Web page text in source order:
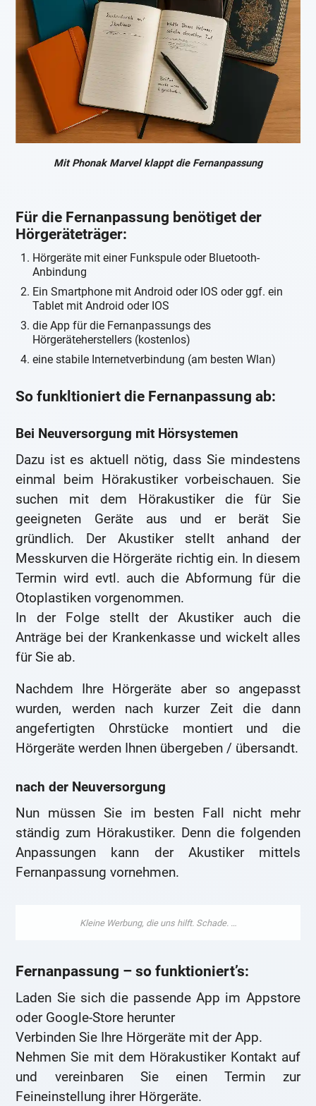
Mit Phonak Marvel klappt die Fernanpassung
Für die Fernanpassung benötiget der
Hörgeräteträger:
Hörgeräte mit einer Funkspule oder Bluetooth-
Anbindung
Ein Smartphone mit Android oder IOS oder ggf. ein
Tablet mit Android oder IOS
die App für die Fernanpassungs des
Hörgeräteherstellers (kostenlos)
eine stabile Internetverbindung (am besten Wlan)
So funkltioniert die Fernanpassung ab:
Bei Neuversorgung mit Hörsystemen
Dazu ist es aktuell nötig, dass Sie mindestens
einmal beim Hörakustiker vorbeischauen. Sie
suchen mit dem Hörakustiker die für Sie
geeigneten Geräte aus und er berät Sie
gründlich. Der Akustiker stellt anhand der
Messkurven die Hörgeräte richtig ein. In diesem
Termin wird evtl. auch die Abformung für die
Otoplastiken vorgenommen.
In der Folge stellt der Akustiker auch die
Anträge bei der Krankenkasse und wickelt alles
für Sie ab.
Nachdem Ihre Hörgeräte aber so angepasst
wurden, werden nach kurzer Zeit die dann
angefertigten Ohrstücke montiert und die
Hörgeräte werden Ihnen übergeben / übersandt.
nach der Neuversorgung
Nun müssen Sie im besten Fall nicht mehr
ständig zum Hörakustiker. Denn die folgenden
Anpassungen kann der Akustiker mittels
Fernanpassung vornehmen.
Fernanpassung – so funktioniert’s:
Laden Sie sich die passende App im Appstore
oder Google-Store herunter
Verbinden Sie Ihre Hörgeräte mit der App.
Nehmen Sie mit dem Hörakustiker Kontakt auf
und vereinbaren Sie einen Termin zur
Feineinstellung ihrer Hörgeräte.